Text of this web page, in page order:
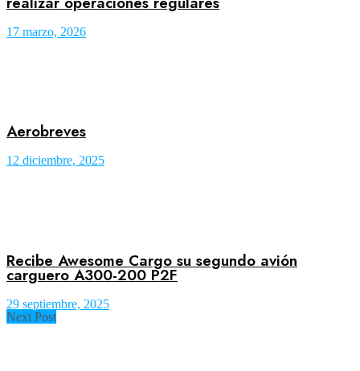
17 marzo, 2026
Aerobreves
12 diciembre, 2025
Recibe Awesome Cargo su segundo avión
carguero A300-200 P2F
29 septiembre, 2025
Next Post